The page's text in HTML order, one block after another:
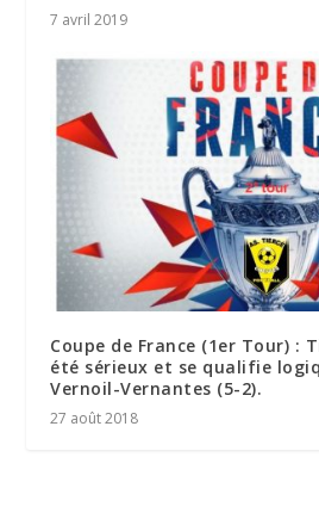
7 avril 2019
Coupe de France (1er Tour) :
été sérieux et se qualifie
Vernoil-Vernantes (5-2).
27 août 2018